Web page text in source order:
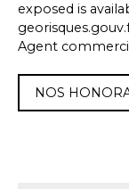
exposed is
Agent
NOS